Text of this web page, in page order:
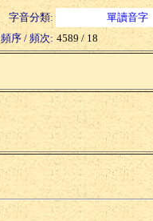
字音分類:
單讀音字
頻序 / 頻次: 4589 / 18